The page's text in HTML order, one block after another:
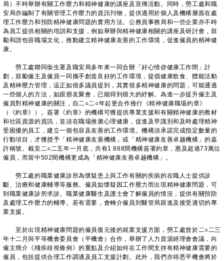
局）不時舉辦有關工作壓力和精神健康的講座及宣傳活動。同時，勞工處和職
安局亦編制了有關管理工作壓力的資訊刊物，提供適用於個人及機構層面在處
理工作壓力和預防精神健康問題的實用方法。公務員事務局和一些企業亦不時
為員工提供相關的培訓和支援，例如舉辦與精神健康相關的講座及研討會，鼓
勵和諧包容職場文化，推動建立精神健康友善的工作環境，促進僱員的精神健
康。
勞工處聯同衞生署及職安局多年來一同合辦「好心情@健康工作間」計
劃，鼓勵僱主及僱員一同攜手創造良好的工作環境，提倡健康飲食、體能活動
及精神壓力管理，這正如很多議員提到，其實很多精神健康的問題，可能通過
一些個人的方法，如跟朋友聚會，已能得到很大的紓解。為進一步提升僱主及
僱員對精神健康的關注，自二○二○年起更合作推行《精神健康職場約章》
（《約章》）。簽署《約章》的機構可獲提供專業支援和有關精神健康的教材
和社區資源的資訊，並須在職場推廣心理健康，促進及早識別和及時處理精神
受困擾的員工，建立一個包容及友善的工作環境。機構須承諾完成指定數量的
行動項目，才獲授予「精神健康友善機構」或「精神健康友善卓越機構」的嘉
許稱號。截至二○二五年一月底，共有1 888間機構簽署約章，惠及超過73萬位
僱員，而當中502間機構更成為「精神健康友善卓越機構」。
勞工處的職業健康診所為懷疑患上與工作有關的疾病的在職人士提供診
斷、治療和健康輔導等服務。僱員如懷疑因工作壓力而出現精神健康問題，可
到職業健康診所求診。職業健康醫生及護士會了解僱員的情況，提供有關預防
及處理工作壓力的輔導。若有需要，會轉介僱員到醫管局跟進及接受適切的專
業支援。
至於出現精神健康問題的僱員復元後的就業支援方面，勞工處曾於二○二三
年十二月與平等機會委員會（平機會）合作，舉辦了人力資源經理會會議，向
僱主簡介《殘疾歧視條例》的重點及介紹如何在工作間支持有精神健康需要的
僱員，包括提供合理工作調適及員工支援計劃。此外，我們亦得悉平機會將於